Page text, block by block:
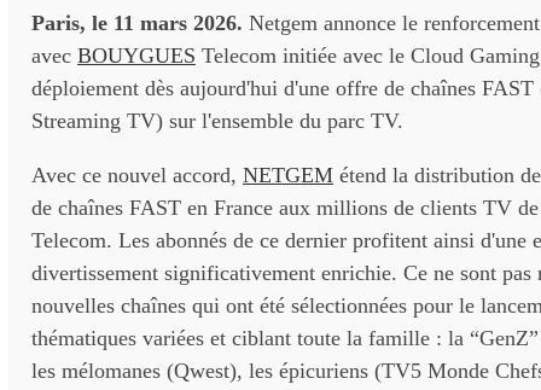
Paris, le 11 mars 2026. Netgem annonce le
avec BOUYGUES Telecom initiée avec le Cloud
déploiement dès aujourd'hui d'une offre de chaînes
Streaming TV) sur l'ensemble du parc TV.
Avec ce nouvel accord, NETGEM étend la distribution
de chaînes FAST en France aux millions de clients TV
Telecom. Les abonnés de ce dernier profitent ainsi d'une
divertissement significativement enrichie. Ce ne sont pas
nouvelles chaînes qui ont été sélectionnées pour le
thématiques variées et ciblant toute la famille : la
les mélomanes (Qwest), les épicuriens (TV5 Monde